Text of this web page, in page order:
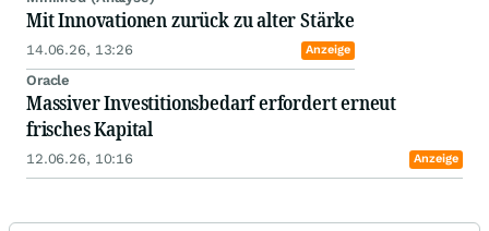
Mit Innovationen zurück zu alter Stärke
14.06.26, 13:26 Anzeige
Oracle
Massiver Investitionsbedarf erfordert erneut
frisches Kapital
12.06.26, 10:16 Anzeige